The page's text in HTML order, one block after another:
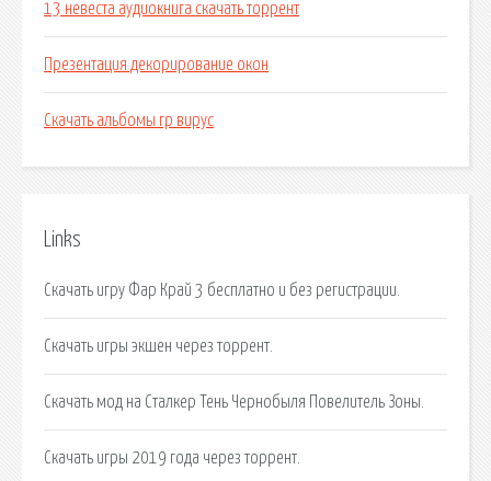
13 невеста аудиокнига скачать торрент
Презентация декорирование окон
Скачать альбомы гр вирус
Links
Скачать игру Фар Край 3 бесплатно и без регистрации.
Скачать игры экшен через торрент.
Скачать мод на Сталкер Тень Чернобыля Повелитель Зоны.
Скачать игры 2019 года через торрент.